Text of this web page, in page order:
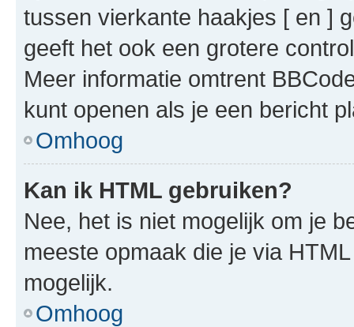
tussen vierkante haakjes [ en ]
geeft het ook een grotere
Meer informatie omtrent
kunt openen als je een bericht
Omhoog
Kan ik HTML gebruiken?
Nee, het is niet mogelijk om je
meeste opmaak die je via
mogelijk.
Omhoog